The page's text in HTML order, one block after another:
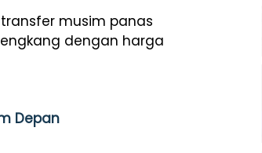
musim panas
dengan harga
Depan